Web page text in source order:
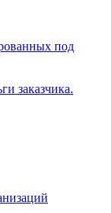
под
заказчика.